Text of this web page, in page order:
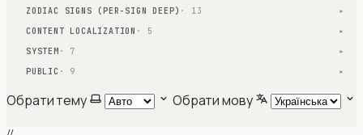
ZODIAC SIGNS (PER-SIGN DEEP) · 13 ▾
CONTENT LOCALIZATION · 5 ▾
SYSTEM · 7 ▾
PUBLIC · 9 ▾
Обрати тему Обрати мову